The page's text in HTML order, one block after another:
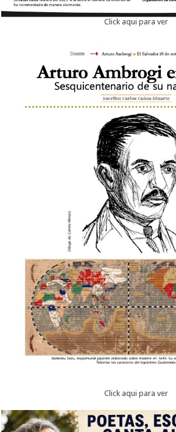
Click aqui para ver
Click aqui para ver